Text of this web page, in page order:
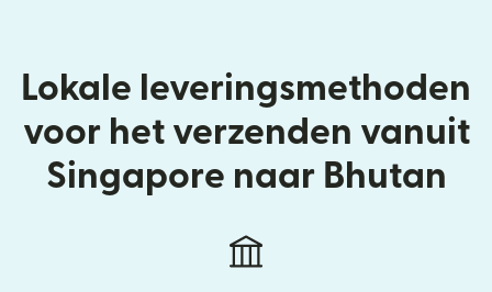
Lokale leveringsmethoden
voor het verzenden vanuit
Singapore naar Bhutan